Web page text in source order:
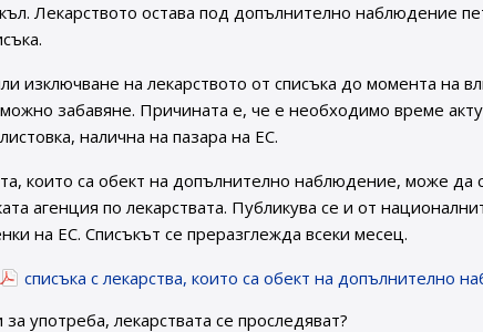
Лекарството остава под допълнително наблюдение
изключване на лекарството от списъка до момента на
забавяне. Причината е, че е необходимо време
налична на пазара на ЕС.
които са обект на допълнително наблюдение, може да
агенция по лекарствата. Публикува се и от
на ЕС. Списъкът се преразглежда всеки месец.
списъка с лекарства, които са обект на допълнително
употреба, лекарствата се проследяват?